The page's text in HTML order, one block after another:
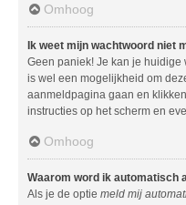
Omhoog
Ik weet mijn wachtwoord niet
Geen paniek! Je kan je
is wel een mogelijkheid om
aanmeldpagina gaan en
instructies op het scherm en
Omhoog
Waarom word ik automatisch
Als je de optie meld mij